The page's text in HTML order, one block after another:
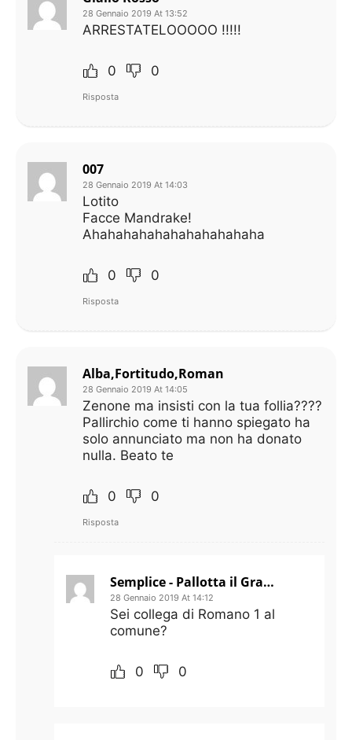
28 Gennaio 2019 At 13:52
ARRESTATELOOOOO !!!!!
0 0
Risposta
007
28 Gennaio 2019 At 14:03
Lotito
Facce Mandrake!
Ahahahahahahahahahahaha
0 0
Risposta
Alba,Fortitudo,Roman
28 Gennaio 2019 At 14:05
Zenone ma insisti con la tua follia????
Pallirchio come ti hanno spiegato ha
solo annunciato ma non ha donato
nulla. Beato te
0 0
Risposta
Semplice - Pallotta il Grande
28 Gennaio 2019 At 14:12
Sei collega di Romano 1 al
comune?
0 0